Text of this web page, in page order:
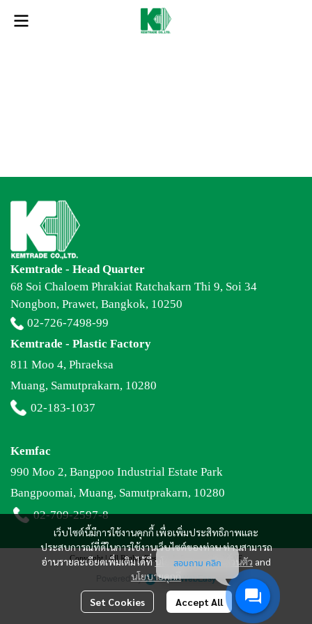
เว็บไซต์นี้มีการใช้งานคุกกี้ เพื่อเพิ่มประสิทธิภาพและ
ประสบการณ์ที่ดีในการใช้งานเว็บไซต์ของท่าน ท่านสามารถ
อ่านรายละเอียดเพิ่มเติมได้ที่นโยบายความเป็นส่วนตัว and
นโยบายคุกกี้
Set Cookies Accept All
Kemtrade - Head Quarter
68 Soi Chaloem Phrakiat Ratchakarn Thi 9, Soi 34
Nongbon, Prawet, Bangkok, 10250
02-726-7498-99
Kemtrade - Plastic Factory
811 Moo 4, Phraeksa
Muang, Samutprakarn, 10280
02-183-1037
Kemfac
990 Moo 2, Bangpoo Industrial Estate Park
Bangpoomai, Muang, Samutprakarn, 10280
02-709-2597-8
Copyright | All Rights Reserved | Powered by MWE
Powered By MakeWebEasy
สอบถาม คลิก